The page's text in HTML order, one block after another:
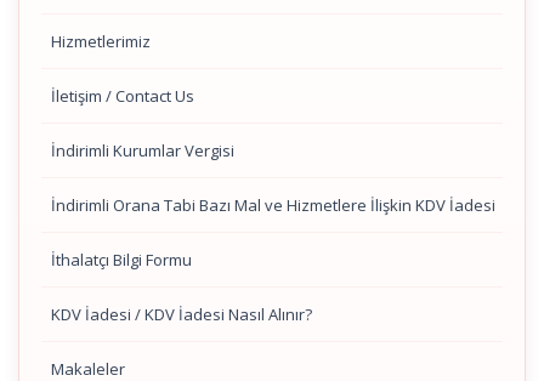
Hizmetlerimiz
İletişim / Contact Us
İndirimli Kurumlar Vergisi
İndirimli Orana Tabi Bazı Mal ve Hizmetlere İlişkin KDV İadesi
İthalatçı Bilgi Formu
KDV İadesi / KDV İadesi Nasıl Alınır?
Makaleler